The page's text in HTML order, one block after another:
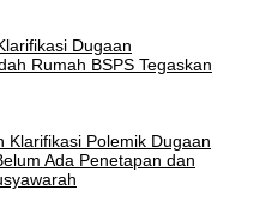
Dugaan
Rumah BSPS Tegaskan
Klarifikasi Polemik Dugaan
Ada Penetapan dan